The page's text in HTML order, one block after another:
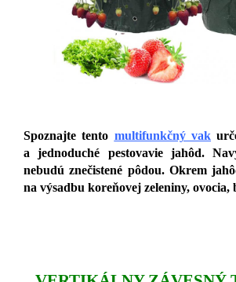
Spoznajte tento multifunkčný vak
a jednoduché pestovavie jahôd.
nebudú znečistené pôdou. Okrem
na výsadbu koreňovej zeleniny, ovocia,